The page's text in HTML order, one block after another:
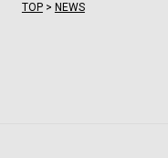
TOP> NEWS